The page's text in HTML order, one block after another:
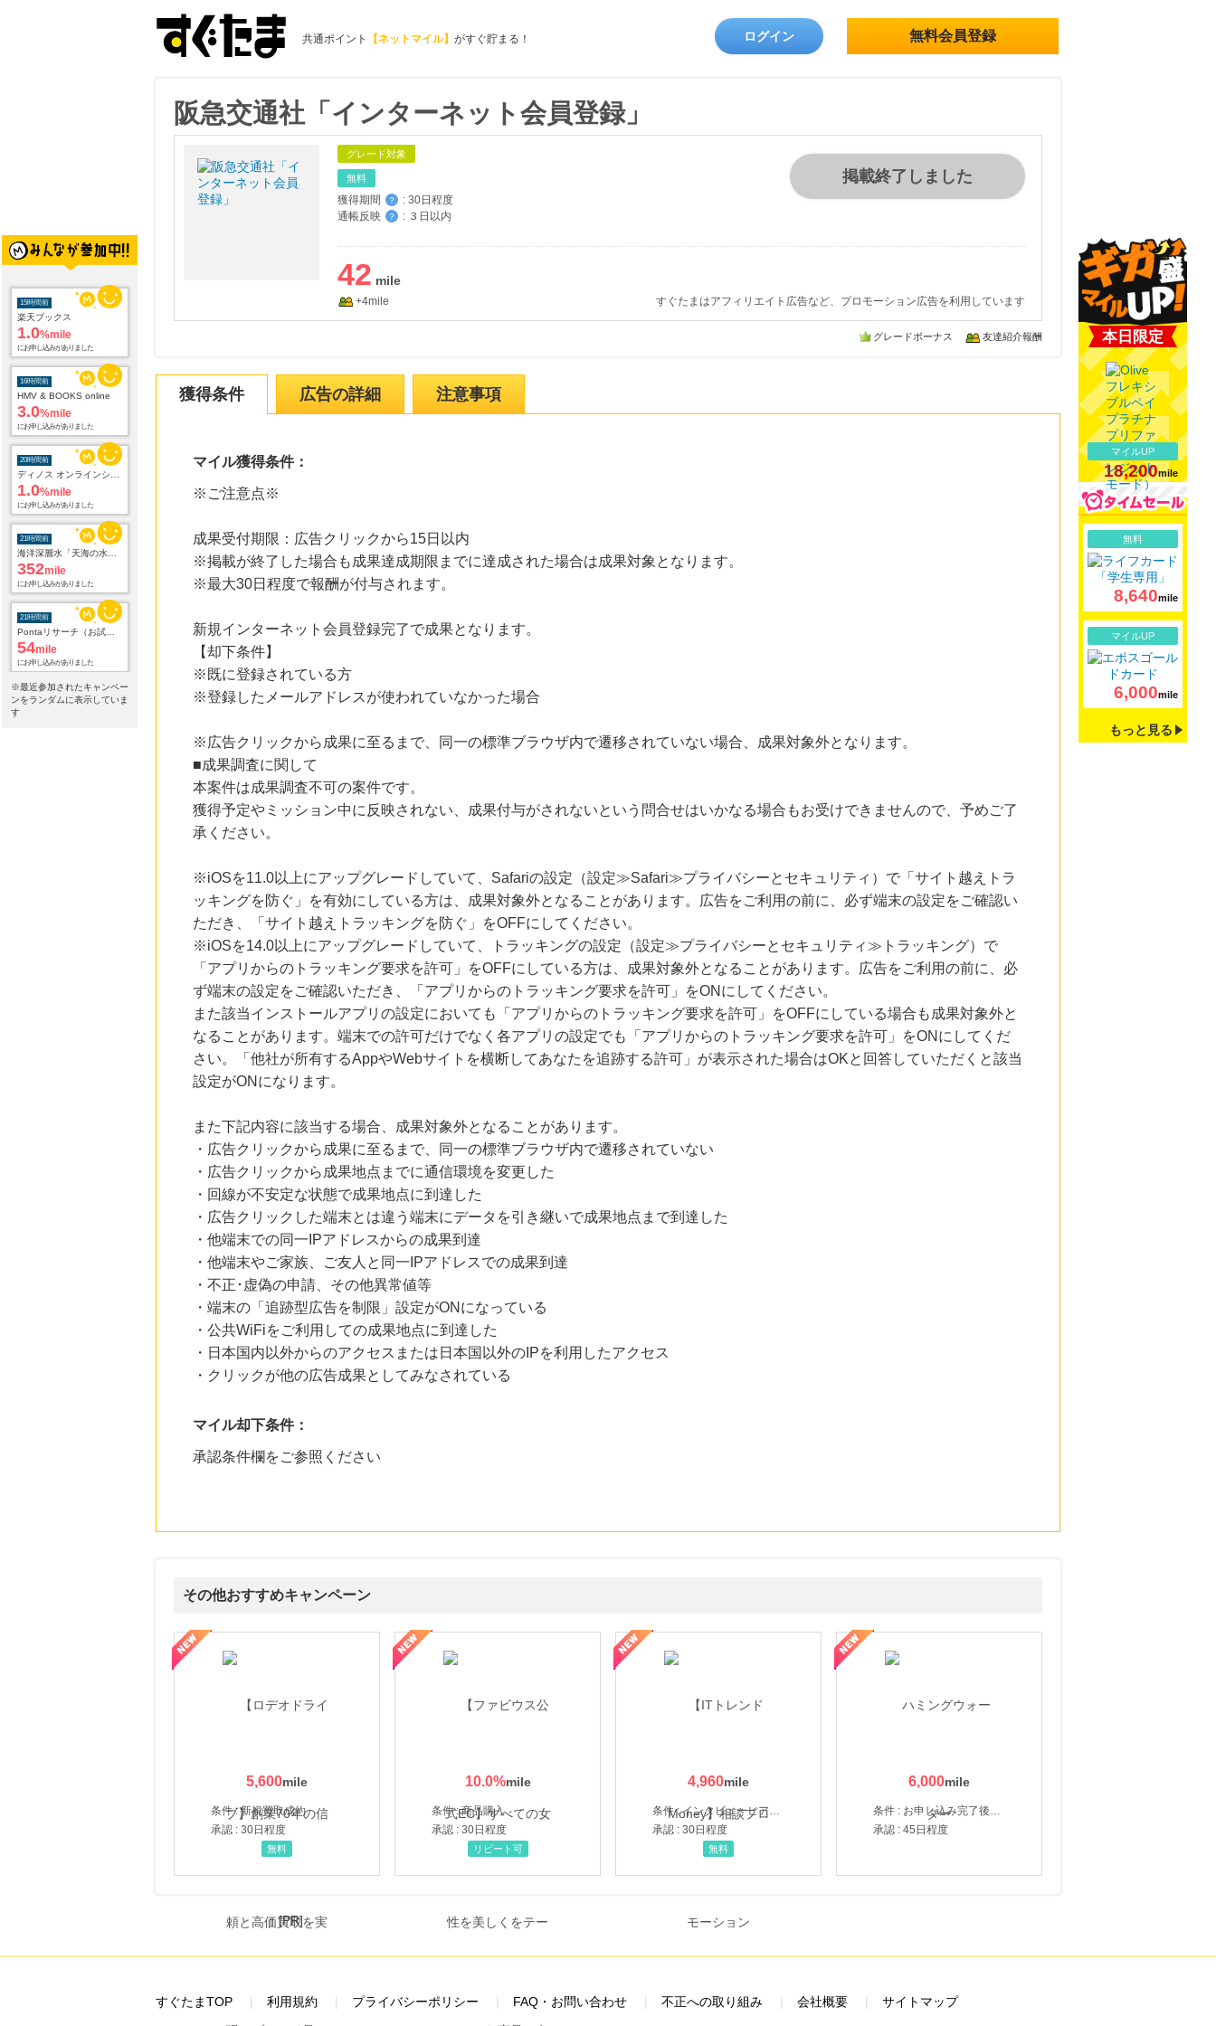
共通ポイント 【ネットマイル】 がすぐ貯まる！ ログイン 無料会員登録
15時間前
楽天ブックス
1.0%mile
にお申し込みがありました
16時間前
HMV & BOOKS online
3.0%mile
にお申し込みがありました
20時間前
1.0%mile
にお申し込みがありました
21時間前
352mile
にお申し込みがありました
21時間前
54mile
にお申し込みがありました
22時間前
3.0 %mile
にお申し込みがありました
※最近参加されたキャンペー
ンをランダムに表示していま
す
阪急交通社「インターネット会員登録」
グレード対象
無料
獲得期間 ？ : 30日程度
通帳反映
？ : ３日以内
掲載終了しました
42
+4mile すぐたまはアフィリエイト広告など、プロモーション広告を利用しています
グレードボーナス 友達紹介報酬
獲得条件 広告の詳細 注意事項
マイル獲得条件：
※ご注意点※
成果受付期限：広告クリックから15日以内
※掲載が終了した場合も成果達成期限までに達成された場合は成果対象となります。
※最大30日程度で報酬が付与されます。
新規インターネット会員登録完了で成果となります。
【却下条件】
※既に登録されている方
※登録したメールアドレスが使われていなかった場合
※広告クリックから成果に至るまで、同一の標準ブラウザ内で遷移されていない場合、成果対象外となります。
■成果調査に関して
本案件は成果調査不可の案件です。
獲得予定やミッション中に反映されない、成果付与がされないという問合せはいかなる場合もお受けできませんので、予めご了
承ください。
※iOSを11.0以上にアップグレードしていて、Safariの設定（設定≫Safari≫プライバシーとセキュリティ）で「サイト越えトラ
ッキングを防ぐ」を有効にしている方は、成果対象外となることがあります。広告をご利用の前に、必ず端末の設定をご確認い
ただき、「サイト越えトラッキングを防ぐ」をOFFにしてください。
※iOSを14.0以上にアップグレードしていて、トラッキングの設定（設定≫プライバシーとセキュリティ≫トラッキング）で
「アプリからのトラッキング要求を許可」をOFFにしている方は、成果対象外となることがあります。広告をご利用の前に、必
ず端末の設定をご確認いただき、「アプリからのトラッキング要求を許可」をONにしてください。
また該当インストールアプリの設定においても「アプリからのトラッキング要求を許可」をOFFにしている場合も成果対象外と
なることがあります。端末での許可だけでなく各アプリの設定でも「アプリからのトラッキング要求を許可」をONにしてくだ
さい。「他社が所有するAppやWebサイトを横断してあなたを追跡する許可」が表示された場合はOKと回答していただくと該当
設定がONになります。
また下記内容に該当する場合、成果対象外となることがあります。
・広告クリックから成果に至るまで、同一の標準ブラウザ内で遷移されていない
・広告クリックから成果地点までに通信環境を変更した
・回線が不安定な状態で成果地点に到達した
・広告クリックした端末とは違う端末にデータを引き継いで成果地点まで到達した
・他端末での同一IPアドレスからの成果到達
・他端末やご家族、ご友人と同一IPアドレスでの成果到達
・不正･虚偽の申請、その他異常値等
・端末の「追跡型広告を制限」設定がONになっている
・公共WiFiをご利用しての成果地点に到達した
・日本国内以外からのアクセスまたは日本国以外のIPを利用したアクセス
・クリックが他の広告成果としてみなされている
マイル却下条件：
承認条件欄をご参照ください
その他おすすめキャンペーン
5,600
条件 : 新規買取成約
承認 : 30日程度
無料
10.0%
条件 : 商品購入
承認 : 30日程度
くをテーマにした商品で女性の美を応援しています
リピート可
4,960
条件 : インタビューヒアリング完了
承認 : 30日程度
【ITトレンドMoney】相談プロモーション
無料
6,000
条件 : お申し込み完了後、決済登録完了と1ヶ月以内のサーバー初回設置。
承認 : 45日程度
ハミングウォーター【販売代理店】
本日限定
マイルUP
18,200mile
無料
8,640mile
マイルUP
6,000mile
もっと見る
[PR]
すぐたまTOP 利用規約 プライバシーポリシー FAQ・お問い合わせ 不正への取り組み 会社概要 サイトマップ